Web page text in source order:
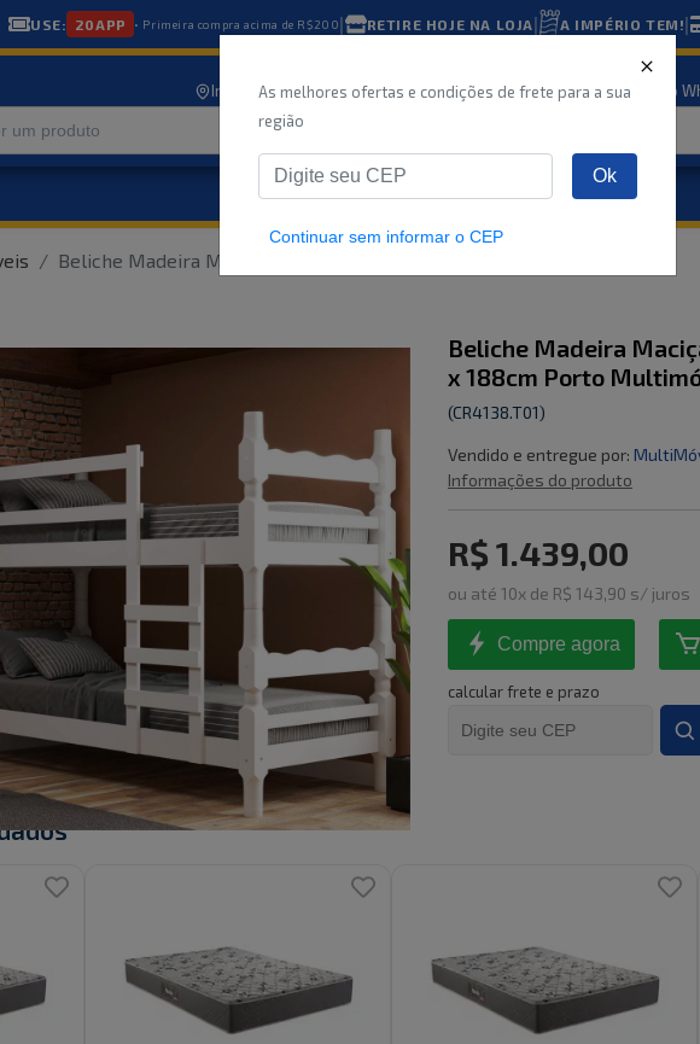
USE: 20APP • Primeira compra acima de R$200| RETIRE HOJE NA LOJA| A IMPÉRIO TEM!|
Informe seu CEP Nossas lojas Atendimento Compre pelo
Eletrodomésticos
Beliche Madeira Maciça - vira 2 Camas - para Colchão 78/88 x
Beliche Madeira
x 188cm Porto
(CR4138.T01)
Vendido e entregue por:
Informações do produto
R$ 1.439,00
ou até 10x de R$ 143,90 s/ juros
Compre agora
calcular frete e prazo
As melhores ofertas e condições de frete para a sua
região
Ok
Continuar sem informar o CEP